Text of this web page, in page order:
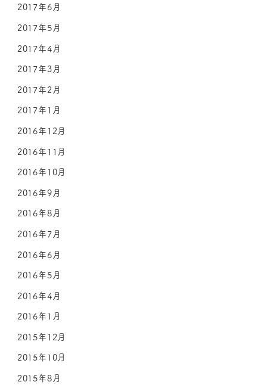
2017年6月
2017年5月
2017年4月
2017年3月
2017年2月
2017年1月
2016年12月
2016年11月
2016年10月
2016年9月
2016年8月
2016年7月
2016年6月
2016年5月
2016年4月
2016年1月
2015年12月
2015年10月
2015年8月